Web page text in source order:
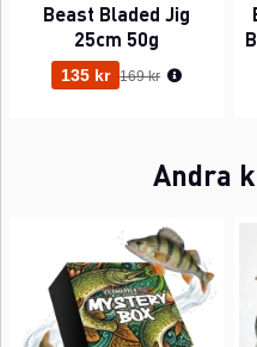
Beast Bladed Jig
25cm 50g
135 kr Ordinarie pris:
169 kr
Andra